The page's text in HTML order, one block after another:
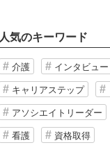
人気のキーワード
介護 インタビュー
キャリアステップ
アソシエイトリーダー
看護 資格取得